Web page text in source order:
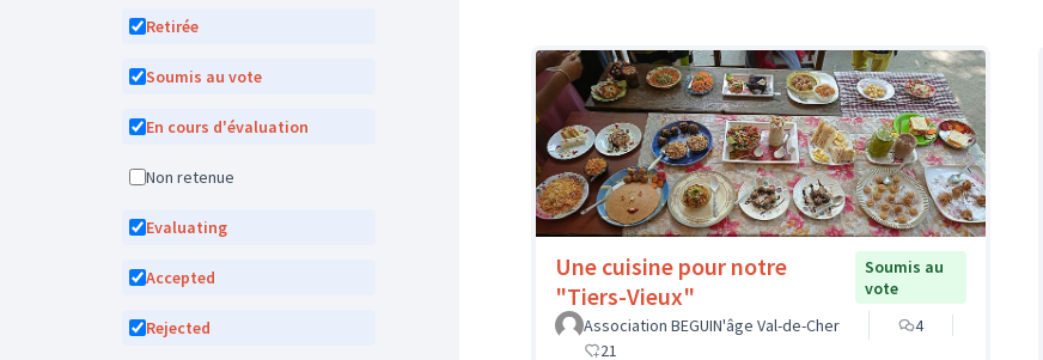
Retirée
Soumis au vote
En cours d'évaluation
Non retenue
Evaluating
Accepted
Rejected
Une cuisine pour notre
"Tiers-Vieux"
Soumis au
vote
Association BEGUIN'âge Val-de-Cher
4
21